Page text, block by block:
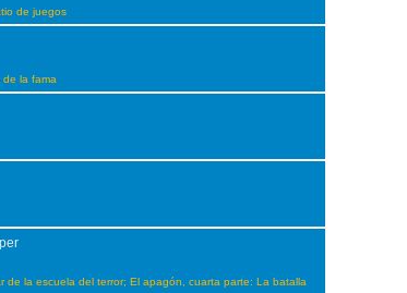
de juegos
de la fama
de la escuela del terror; El apagón, cuarta parte: La batalla